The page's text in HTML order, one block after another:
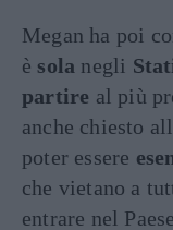
Megan ha poi
è sola negli
partire al più
anche chiesto
poter essere
che vietano a
entrare nel